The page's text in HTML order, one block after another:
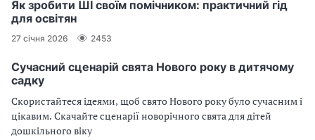
Як зробити ШІ своїм помічником: практичний гід
для освітян
27 січня 2026 2453
Сучасний сценарій свята Нового року в дитячому
садку
Скористайтеся ідеями, щоб свято Нового року було сучасним і
цікавим. Скачайте сценарії новорічного свята для дітей
дошкільного віку